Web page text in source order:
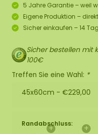
5 Jahre Garantie – weil
Eigene Produktion –
Sicher einkaufen – 14
Sicher bestellen mit
100€
Treffen Sie eine Wahl: *
45x60cm - €229,00
Randabschluss:
+ +